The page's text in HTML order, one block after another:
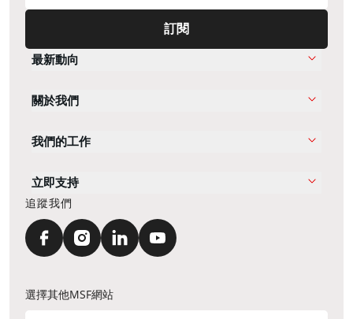
訂閱
最新動向
關於我們
我們的工作
立即支持
追蹤我們
選擇其他MSF網站